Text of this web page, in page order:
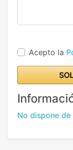
Acepto la
No dispone